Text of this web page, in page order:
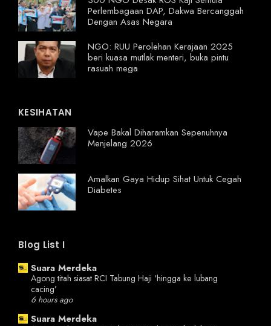
Perlembagaan DAP, Dakwa Bercanggah
Dengan Asas Negara
NGO: RUU Perolehan Kerajaan 2025
beri kuasa mutlak menteri, buka pintu
rasuah mega
KESIHATAN
Vape Bakal Diharamkan Sepenuhnya
Menjelang 2026
Amalkan Gaya Hidup Sihat Untuk Cegah
Diabetes
Blog List I
Suara Merdeka
Agong titah siasat RCI Tabung Haji ‘hingga ke lubang
cacing’
6 hours ago
Suara Merdeka